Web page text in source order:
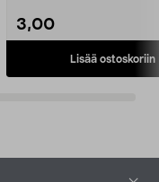
3,00
Lisää ostoskoriin